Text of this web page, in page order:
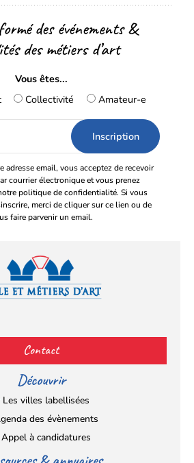
des événements &
des métiers d’art
Vous êtes...
Collectivité Amateur-e
adresse email, vous acceptez de recevoir
courrier électronique et vous prenez
politique de confidentialité. Si vous
merci de cliquer sur ce lien ou de
faire parvenir un email.
(s’ouvre
dans
un
nouvel
onglet)
(s’ouvre
dans
un
nouvel
onglet)
(s’ouvre
dans
un
nouvel
onglet)
(s’ouvre
un
nouvel
onglet)
Contact
Découvrir
Les villes labellisées
des évènements
Appel à candidatures